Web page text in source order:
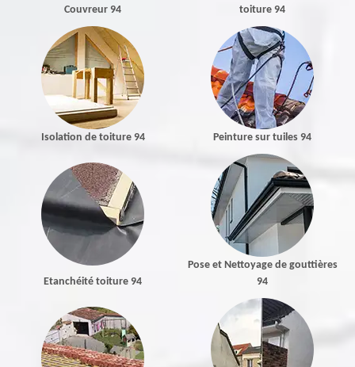
Couvreur 94
toiture 94
Isolation de toiture 94 Peinture sur tuiles 94
Etanchéité toiture 94
Pose et Nettoyage de gouttières
94